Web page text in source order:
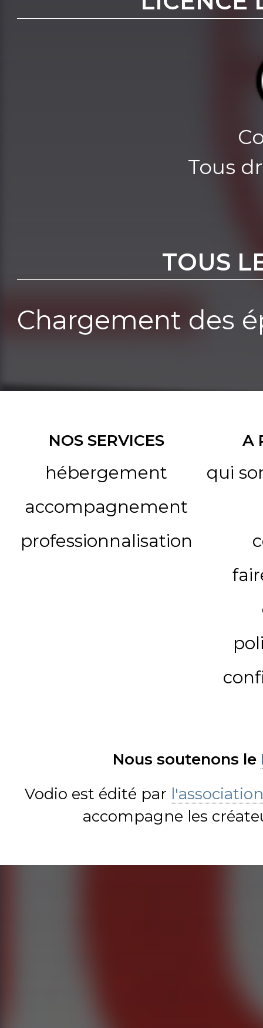
Tous
TOUS
Chargement des
NOS SERVICES
hébergement
accompagnement
professionnalisation
A
qui